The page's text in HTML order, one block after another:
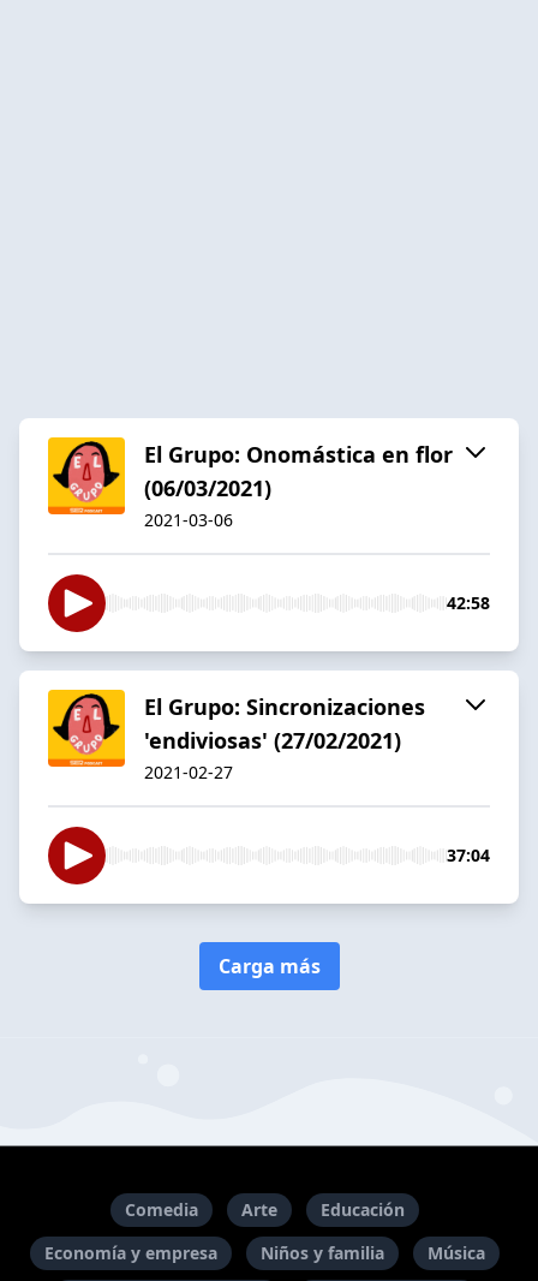
El Grupo: Onomástica en flor
(06/03/2021)
2021-03-06
42:58
El Grupo: Sincronizaciones
'endiviosas' (27/02/2021)
2021-02-27
37:04
Carga más
Comedia Arte
Educación
Economía y empresa
Niños y familia Música